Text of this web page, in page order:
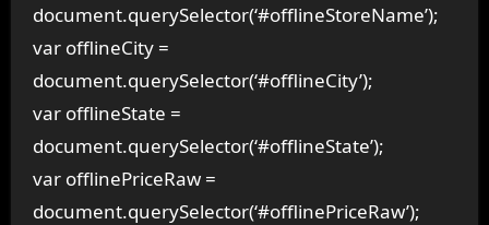
document.querySelector(‘#offlineStoreName’);
var offlineCity =
document.querySelector(‘#offlineCity’);
var offlineState =
document.querySelector(‘#offlineState’);
var offlinePriceRaw =
document.querySelector(‘#offlinePriceRaw’);